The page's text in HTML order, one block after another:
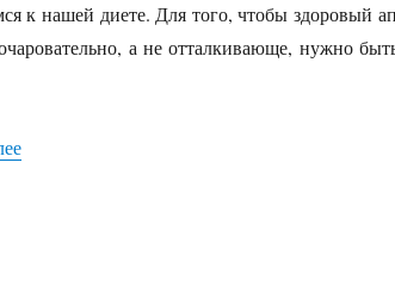
к нашей диете. Для того, чтобы здоровый
а не отталкивающе, нужно
«Французская диета»